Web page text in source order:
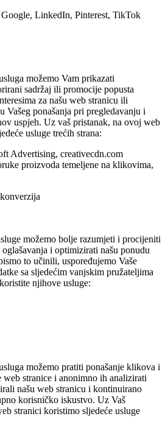
LinkedIn, Pinterest, TikTok
možemo Vam prikazati
sadržaj ili promocije popusta
za našu web stranicu ili
Vašeg ponašanja pri pregledavanju i
uspjeh. Uz vaš pristanak, na ovoj web
usluge trećih strana:
Advertising, creativecdn.com
proizvoda temeljene na klikovima,
možemo bolje razumjeti i procijeniti
i optimizirati našu ponudu
to učinili, uspoređujemo Vaše
sa sljedećim vanjskim pružateljima
njihove usluge:
možemo pratiti ponašanje klikova i
web stranice i anonimno ih analizirati
našu web stranicu i kontinuirano
korisničko iskustvo. Uz Vaš
stranici koristimo sljedeće usluge